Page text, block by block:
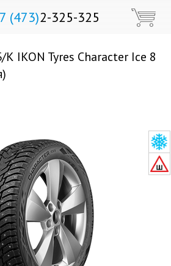
(473)2-325-325
IKON Tyres Character Ice 8